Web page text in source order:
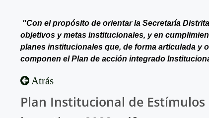
"Con el propósito de orientar la Secretaría
objetivos y metas institucionales, y en
planes institucionales que, de forma articulada y
componen el Plan de acción integrado
Atrás
Plan Institucional de Estímulos